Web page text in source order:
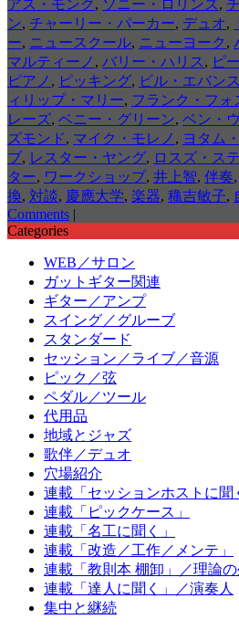
アス・モンク , ソニー・ロリンズ,
ン, チャーリー・パーカー, デュオ,
ー, ニュースクール, ニューヨーク ,
マルティーノ , バリー・ハリス , ピ
ピアノ , ピッキング, ビル・エバンス
ィリップ・マリー, フランク・フォ
レーズ, ベニー・グリーン, ベン・
ズモンド, マイク・モレノ , ヨタム
ブ, レスター・ヤング, ロスズ・ス
ター, ワークショップ, 井上智, 伴奏,
換, 対談, 慶應大学, 楽器, 穐吉敏子,
Comments |
Categories
WEB／サロン
ガットギター関連
ギター／アンプ
スイング／グルーブ
スタンダード
セッション／ライブ／音源
ピック／弦
ペダル／ツール
代用品
地域とジャズ
歌伴／デュオ
穴場紹介
連載「セッションホストに聞
連載「ピックケース」
連載「名工に聞く」
連載「改造／工作／メンテ」
連載「教則本 棚卸」／理論
連載「達人に聞く」／演奏人
集中と継続